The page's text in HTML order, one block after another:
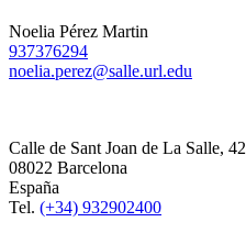
Noelia Pérez Martin
937376294
noelia.perez@salle.url.edu
Calle de Sant Joan de La Salle, 42
08022 Barcelona
España
Tel. (+34) 932902400